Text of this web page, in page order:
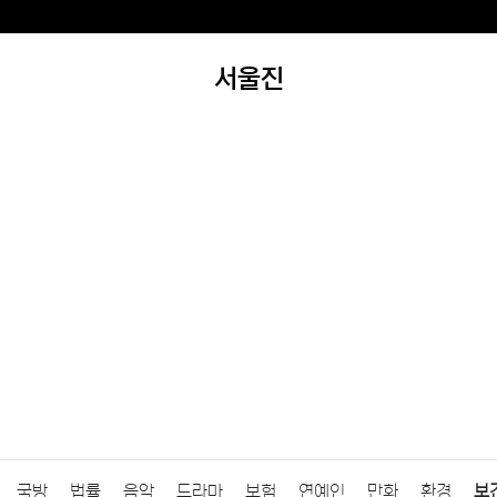
서울진
국방 법률 음악 드라마 보험 연예인 만화 환경 보